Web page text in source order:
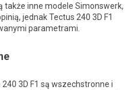
także inne modele Simonswerk,
jednak Tectus 240 3D F1
parametrami.
3D F1 są wszechstronne i